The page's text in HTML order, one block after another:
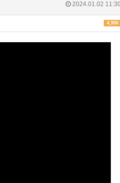
2024.01.02
4,906